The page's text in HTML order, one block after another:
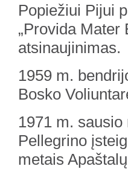
Popiežiui Pijui
„Provida Mater
atsinaujinimas.
1959 m.
Bosko
1971 m.
Pellegrino
metais